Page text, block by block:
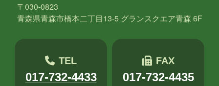
〒030-0823
青森県青森市橋本二丁目13-5 グランスクエア青森 6F
TEL
017-732-4433
FAX
017-732-4435